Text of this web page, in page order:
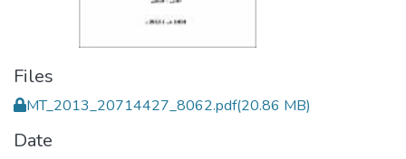
Files
MT_2013_20714427_8062.pdf(20.86 MB)
Date